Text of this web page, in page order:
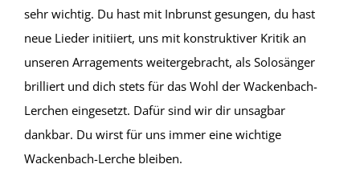
sehr wichtig. Du hast mit Inbrunst gesungen, du hast
neue Lieder initiiert, uns mit konstruktiver Kritik an
unseren Arragements weitergebracht, als Solosänger
brilliert und dich stets für das Wohl der Wackenbach-
Lerchen eingesetzt. Dafür sind wir dir unsagbar
dankbar. Du wirst für uns immer eine wichtige
Wackenbach-Lerche bleiben.